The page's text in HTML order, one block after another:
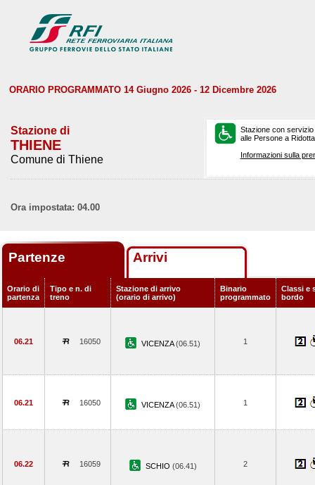
ORARIO PROGRAMMATO 14 Giugno 2026 - 12 Dicembre 2026
Stazione di
THIENE
Comune di Thiene
Stazione con
alle Persone a
Informazioni sulla
Ora impostata: 04.00
Partenze Arrivi
Orario di
partenza
Tipo e n. di
treno
Stazione di arrivo
(orario di arrivo)
Binario
programmato
Classi e
bordo
06.21 16050 VICENZA(06.51) 1
06.21 16050 VICENZA(06.51) 1
06.22 16059 SCHIO (06.41) 2